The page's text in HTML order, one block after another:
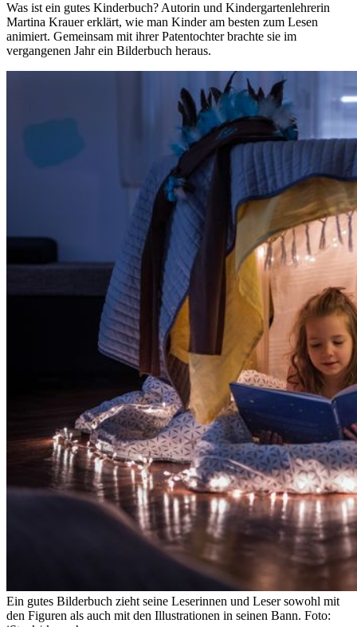
Was ist ein gutes Kinderbuch? Autorin und Kindergartenlehrerin
Martina Krauer erklärt, wie man Kinder am besten zum Lesen
animiert. Gemeinsam mit ihrer Patentochter brachte sie im
vergangenen Jahr ein Bilderbuch heraus.
Ein gutes Bilderbuch zieht seine Leserinnen und Leser sowohl mit
den Figuren als auch mit den Illustrationen in seinen Bann. Foto: